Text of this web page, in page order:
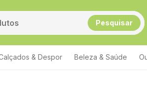
Pesquisar
& Despor Beleza & Saúde